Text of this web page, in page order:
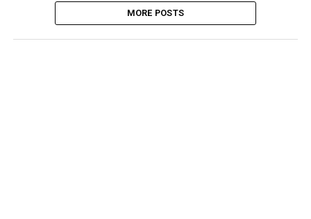
MORE POSTS